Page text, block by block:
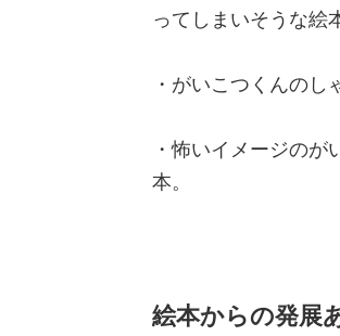
ってしまいそうな絵
・がいこつくんの
・怖いイメージの
本。
絵本からの発展